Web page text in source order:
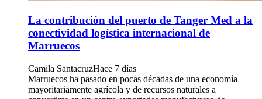
La contribución del puerto de Tanger Med a la
conectividad logística internacional de
Marruecos
Camila SantacruzHace 7 días
Marruecos ha pasado en pocas décadas de una economía
mayoritariamente agrícola y de recursos naturales a